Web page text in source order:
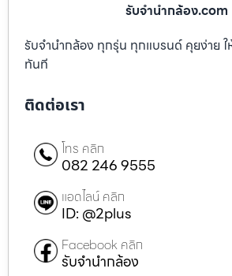
รับจํานํากล้อง.com
รับจำนำกล้อง ทุกรุ่น ทุกแบรนด์ คุยง่าย ใ
ทันที
ติดต่อเรา
โทร คลิก
082 246 9555
แอดไลน์ คลิก
ID: @2plus
Facebook คลิก
รับจำนำกล้อง